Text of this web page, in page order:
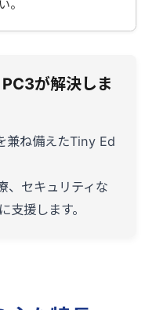
。
が解決しま
兼ね備えたTiny Ed
、セキュリティな
支援します。